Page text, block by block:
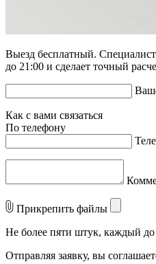
Выезд бесплатный. Специалист
до 21:00 и сделает точный
Как с вами связаться
По телефону
Прикрепить файлы
Не более пяти штук, каждый
Отправляя заявку, вы